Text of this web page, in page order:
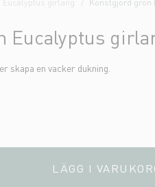
Eucalyptus
skapa en vacker dukning.
LÄGG I